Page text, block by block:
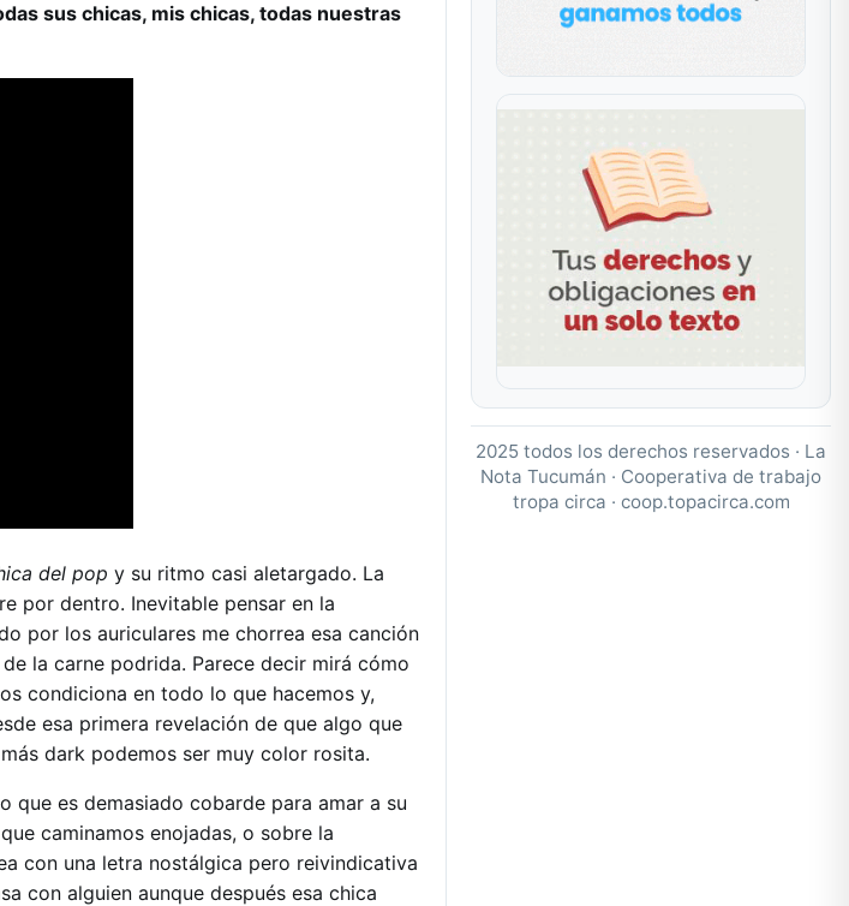
sus chicas, mis chicas, todas nuestras
del pop y su ritmo casi aletargado. La
por dentro. Inevitable pensar en la
por los auriculares me chorrea esa canción
la carne podrida. Parece decir mirá cómo
condiciona en todo lo que hacemos y,
esa primera revelación de que algo que
dark podemos ser muy color rosita.
que es demasiado cobarde para amar a su
caminamos enojadas, o sobre la
con una letra nostálgica pero reivindicativa
con alguien aunque después esa chica
2025 todos los derechos reservados · La
Nota Tucumán · Cooperativa de trabajo
tropa circa · coop.topacirca.com